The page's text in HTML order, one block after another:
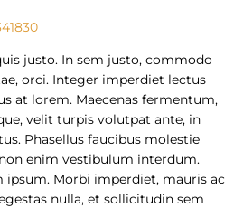
justo. In sem justo, commodo
orci. Integer imperdiet lectus
at lorem. Maecenas fermentum,
velit turpis volutpat ante, in
Phasellus faucibus molestie
enim vestibulum interdum.
ipsum. Morbi imperdiet, mauris ac
nulla, et sollicitudin sem